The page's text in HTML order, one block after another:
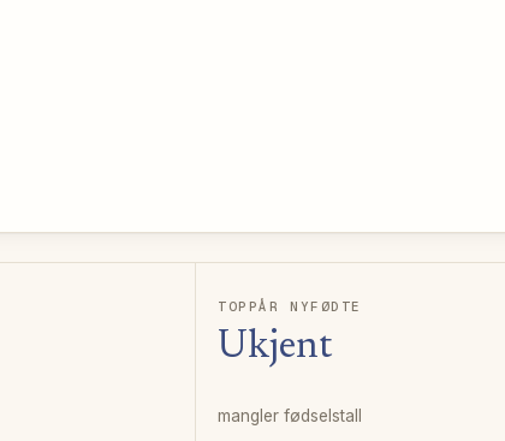
TOPPÅR NYFØDTE
Ukjent
mangler fødselstall